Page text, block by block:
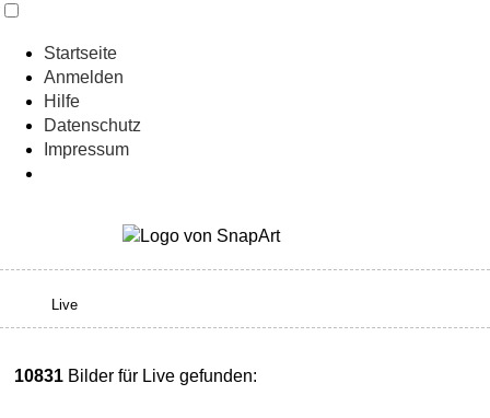
Startseite
Anmelden
Hilfe
Datenschutz
Impressum
10831 Bilder für Live gefunden: